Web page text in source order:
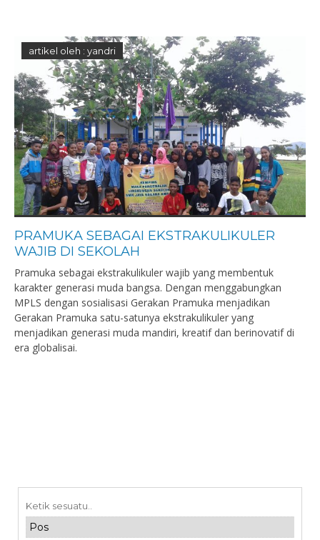
artikel oleh : yandri
PRAMUKA SEBAGAI EKSTRAKULIKULER
WAJIB DI SEKOLAH
Pramuka sebagai ekstrakulikuler wajib yang membentuk
karakter generasi muda bangsa. Dengan menggabungkan
MPLS dengan sosialisasi Gerakan Pramuka menjadikan
Gerakan Pramuka satu-satunya ekstrakulikuler yang
menjadikan generasi muda mandiri, kreatif dan berinovatif di
era globalisai.